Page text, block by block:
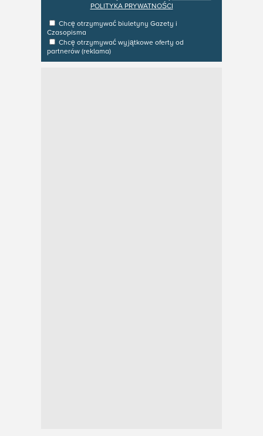
POLITYKA PRYWATNOŚCI
Chcę otrzymywać biuletyny Gazety i
Czasopisma
Chcę otrzymywać wyjątkowe oferty od
partnerów (reklama)